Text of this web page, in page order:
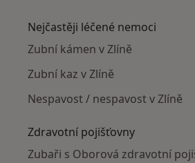
Nejčastěji léčené nemoci
Zubní kámen v Zlíně
Zubní kaz v Zlíně
Nespavost / nespavost v Zlíně
Zdravotní pojišťovny
Zubaři s Oborová zdravotní